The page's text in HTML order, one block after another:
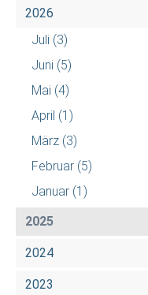
2026
Juli (3)
Juni (5)
Mai (4)
April (1)
März (3)
Februar (5)
Januar (1)
2025
2024
2023